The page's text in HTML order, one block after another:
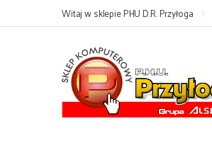
Przejdź do nawigacji
Przejdź do treściWitaj w sklepie PHU D.R. Przyłoga